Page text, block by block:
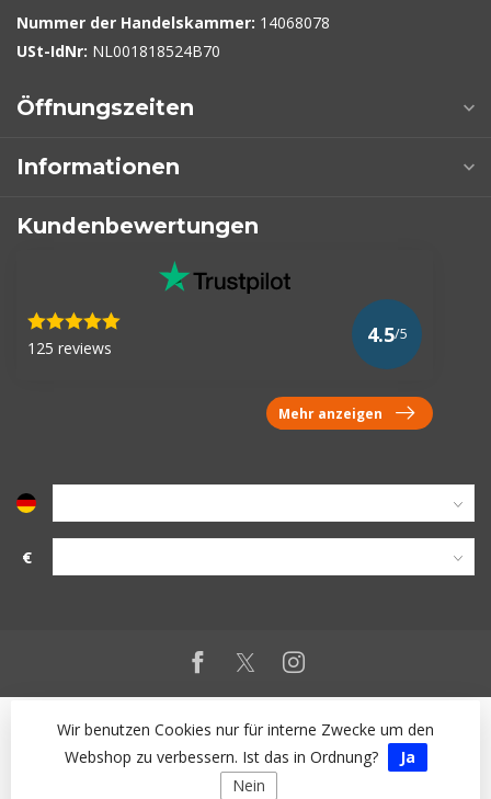
Nummer der Handelskammer: 14068078
USt-IdNr: NL001818524B70
Öffnungszeiten
Informationen
Kundenbewertungen
125 reviews
4.5/5
Mehr anzeigen
€
Wir benutzen Cookies nur für interne Zwecke um den
Webshop zu verbessern. Ist das in Ordnung?
Ja
Nein